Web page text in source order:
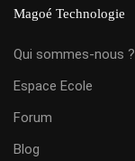
Magoé Technologie
Qui sommes-nous ?
Espace Ecole
Forum
Blog